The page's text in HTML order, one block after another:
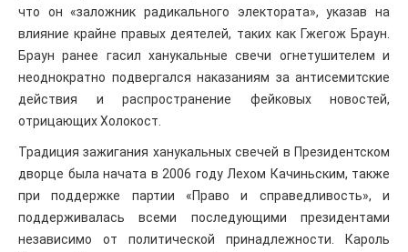
что он «заложник радикального электората», указав на
влияние крайне правых деятелей, таких как Гжегож Браун.
Браун ранее гасил ханукальные свечи огнетушителем и
неоднократно подвергался наказаниям за антисемитские
действия и распространение фейковых новостей,
отрицающих Холокост.
Традиция зажигания ханукальных свечей в Президентском
дворце была начата в 2006 году Лехом Качиньским, также
при поддержке партии «Право и справедливость», и
поддерживалась всеми последующими президентами
независимо от политической принадлежности. Кароль